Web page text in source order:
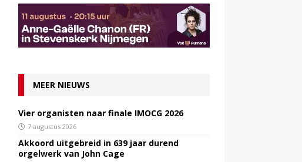
MEER NIEUWS
Vier organisten naar finale IMOCG 2026
7 augustus 2026
Akkoord uitgebreid in 639 jaar durend
orgelwerk van John Cage